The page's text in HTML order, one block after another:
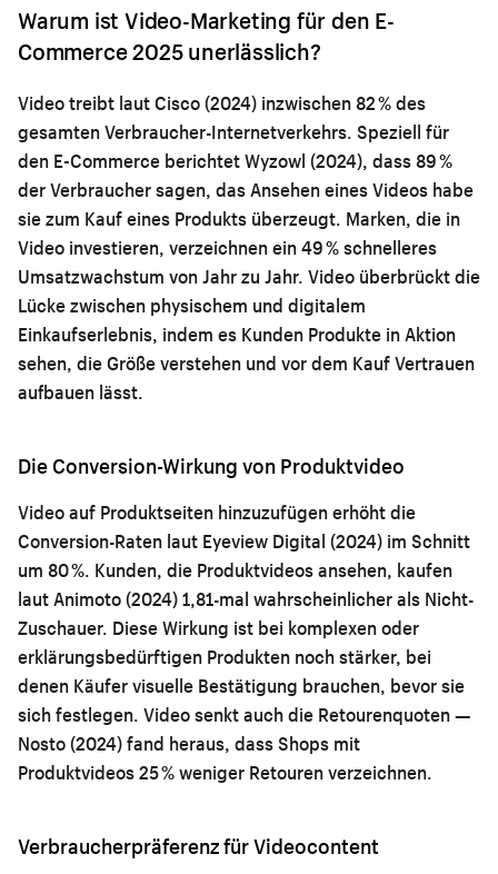
Warum ist Video-Marketing für den E-
Commerce 2025 unerlässlich?
Video treibt laut Cisco (2024) inzwischen 82 % des
gesamten Verbraucher-Internetverkehrs. Speziell für
den E-Commerce berichtet Wyzowl (2024), dass 89 %
der Verbraucher sagen, das Ansehen eines Videos habe
sie zum Kauf eines Produkts überzeugt. Marken, die in
Video investieren, verzeichnen ein 49 % schnelleres
Umsatzwachstum von Jahr zu Jahr. Video überbrückt die
Lücke zwischen physischem und digitalem
Einkaufserlebnis, indem es Kunden Produkte in Aktion
sehen, die Größe verstehen und vor dem Kauf Vertrauen
aufbauen lässt.
Die Conversion-Wirkung von Produktvideo
Video auf Produktseiten hinzuzufügen erhöht die
Conversion-Raten laut Eyeview Digital (2024) im Schnitt
um 80 %. Kunden, die Produktvideos ansehen, kaufen
laut Animoto (2024) 1,81-mal wahrscheinlicher als Nicht-
Zuschauer. Diese Wirkung ist bei komplexen oder
erklärungsbedürftigen Produkten noch stärker, bei
denen Käufer visuelle Bestätigung brauchen, bevor sie
sich festlegen. Video senkt auch die Retourenquoten —
Nosto (2024) fand heraus, dass Shops mit
Produktvideos 25 % weniger Retouren verzeichnen.
Verbraucherpräferenz für Videocontent